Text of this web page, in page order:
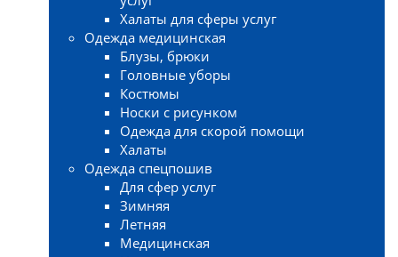
Халаты для сферы услуг
Одежда медицинская
Блузы, брюки
Головные уборы
Костюмы
Носки с рисунком
Одежда для скорой помощи
Халаты
Одежда спецпошив
Для сфер услуг
Зимняя
Летняя
Медицинская